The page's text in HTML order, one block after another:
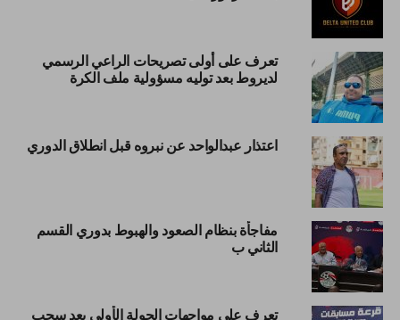
تعرف على أولى تصريحات الراعي الرسمي
لديروط بعد توليه مسؤولية ملف الكرة
اعتذار عبدالواحد عن نبروه قبل انطلاق الدوري
مفاجأة بنظام الصعود والهبوط بدوري القسم
الثاني ب
تعرف على مواجهات الجولة الأولى بعد سحب